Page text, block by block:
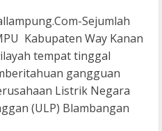
Sejumlah
Kabupaten Way Kanan
tempat tinggal
gangguan
Listrik Negara
(ULP) Blambangan